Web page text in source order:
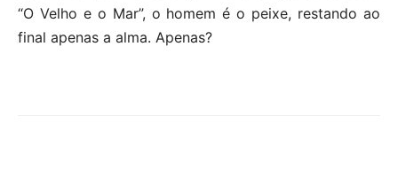
“O Velho e o Mar”, o homem é o peixe, restando ao
final apenas a alma. Apenas?